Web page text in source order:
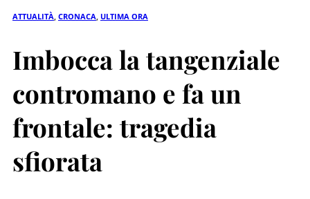
ATTUALITÀ CRONACA ULTIMA ORA
Imbocca la tangenziale
contromano e fa un
frontale: tragedia
sfiorata